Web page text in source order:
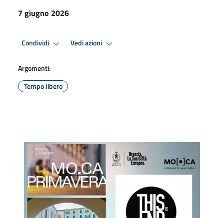
7 giugno 2026
Condividi Vedi azioni
Argomenti:
Tempo libero